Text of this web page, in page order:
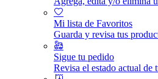
Mi lista de Favoritos
Guarda y revisa tus
Sigue tu pedido
Revisa el estado actual de